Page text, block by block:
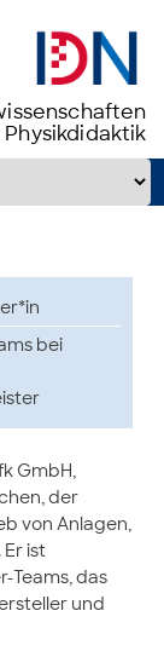
Physikdidaktik
bei
GmbH,
der
von Anlagen,
ist
Teams, das
und